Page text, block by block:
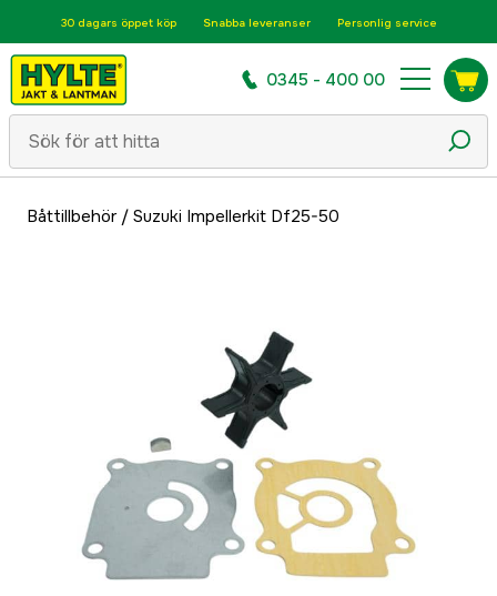
30 dagars öppet köp Snabba leveranser Personlig service
0345 - 400 00
Båttillbehör/ Suzuki Impellerkit Df25-50